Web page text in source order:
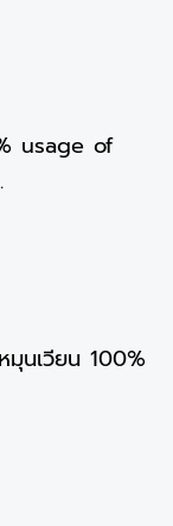
usage of
มุนเวียน 100%